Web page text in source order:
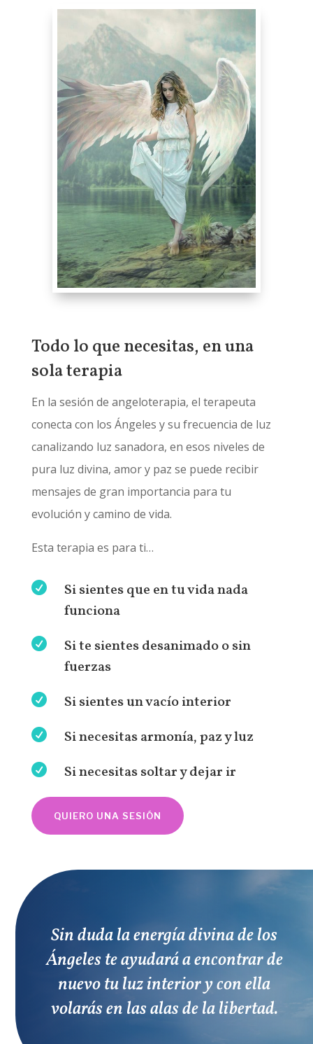
Todo lo que necesitas, en una
sola terapia
En la sesión de angeloterapia, el terapeuta
conecta con los Ángeles y su frecuencia de luz
canalizando luz sanadora, en esos niveles de
pura luz divina, amor y paz se puede recibir
mensajes de gran importancia para tu
evolución y camino de vida.
Esta terapia es para ti…

Si sientes que en tu vida nada
funciona

Si te sientes desanimado o sin
fuerzas
 Si sientes un vacío interior
 Si necesitas armonía, paz y luz
 Si necesitas soltar y dejar ir
QUIERO UNA SESIÓN
Sin duda la energía divina de los
Ángeles te ayudará a encontrar de
nuevo tu luz interior y con ella
volarás en las alas de la libertad.